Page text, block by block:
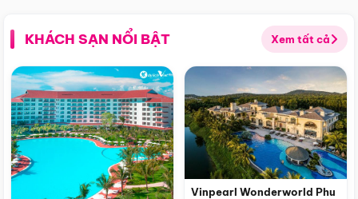
KHÁCH SẠN NỔI BẬT Xem tất cả
Vinpearl Wonderworld Phu